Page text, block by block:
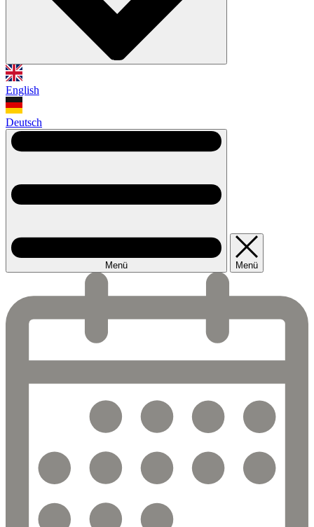
English
Deutsch
Menü Menü